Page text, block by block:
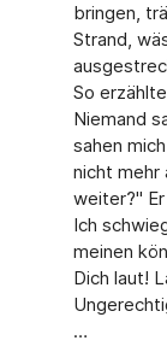
bringen,
Strand,
So
Niemand
sahen
nicht mehr
weiter?"
Ich
meinen
Dich laut!
…